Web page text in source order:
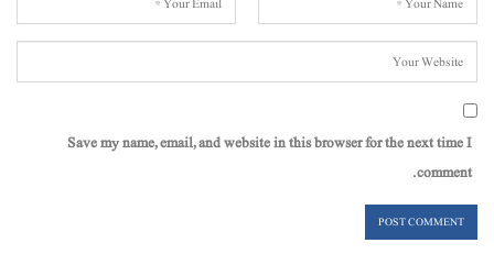
Save my name, email, and website in this browser for the next time I
comment.